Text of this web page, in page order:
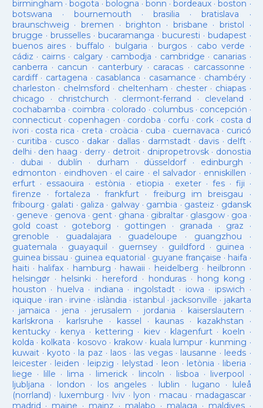
birmingham · bogota · bologna · bonn · bordeaux · boston ·
botswana · bournemouth ·brasilia ·bratislava ·
braunschweig · bremen ·brighton · brisbane · bristol ·
brugge · brusselles· bucaramanga · bucuresti · budapest·
buenos aires· buffalo · bulgaria · burgos· cabo verde ·
cádiz · cairns· calgary · cambodja · cambridge · canarias·
canberra · cancun · canterbury · caracas · carcassonne ·
cardiff· cartagena · casablanca · casamance · chambéry·
charleston · chelmsford · cheltenham · chester· chiapas ·
chicago · christchurch · clermont-ferrand · cleveland ·
cochabamba · coimbra · colorado · columbus· concepción ·
connecticut· copenhagen · cordoba · corfu · cork · costa d
ivori · costa rica · creta · croàcia · cuba · cuernavaca · curicó
· curitiba · cusco · dakar · dallas · darmstadt· davis · delft ·
delhi · den haag · derry· detroit· dnipropetrovsk· donostia
· dubai · dublín · durham · düsseldorf· edinburgh ·
edmonton · eindhoven · el caire · el salvador · enniskillen ·
erfurt· essaouira · estònia · etiopia · exeter· fes· fiji ·
firenze ·fortaleza · frankfurt· freiburg im breisgau ·
fribourg · galati · galiza · galway· gambia · gasteiz · gdansk
· geneve · genova · gent· ghana · gibraltar· glasgow· goa ·
gold coast · goteborg · gottingen · granada · graz ·
grenoble · guadalajara · guadeloupe · guangzhou ·
guatemala · guayaquil · guernsey· guildford · guinea ·
guinea bissau · guinea equatorial · guyane française · haifa ·
haiti · halifax · hamburg · hawaii · heidelberg · heilbronn ·
helsingør· helsinki · hereford · honduras· hong kong ·
houston · huelva · indiana · ingolstadt· iowa · ipswich ·
iquique · iran · irvine · islàndia · istanbul · jacksonville · jakarta
· jamaica · jena · jerusalem · jordania · kaiserslautern ·
karlskrona · karlsruhe · kassel · kaunas· kazakhstan ·
kentucky· kenya · kettering · kiev· klagenfurt · koeln ·
kolda · kolkata · kosovo · krakow· kuala lumpur · kunming ·
kuwait· kyoto · la paz · laos· las vegas· lausanne · leeds ·
leicester· leiden · leipzig · lelystad · leon · letònia · liberia ·
liege · lille · lima · limerick· lincoln · lisboa · liverpool ·
ljubljana · london · los angeles· lublin · lugano · luleå
(norrland) · luxemburg · lviv · lyon · macau · madagascar·
madrid · maine · mainz · malabo · malaga · maldives·